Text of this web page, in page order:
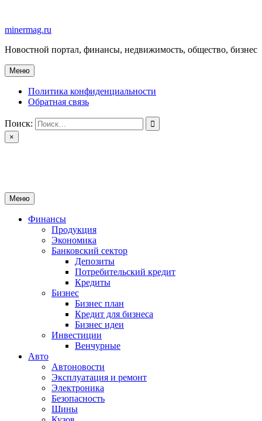
содержимому
minermag.ru
Новостной портал, финансы, недвижимость, общество, бизнес
Меню
Политика конфиденциальности
Обратная связь
Поиск:
×
Меню
Финансы
Продукция
Экономика
Банковский сектор
Депозиты
Потребительский кредит
Кредиты
Бизнес
Бизнес план
Кредит для бизнеса
Бизнес идеи
Инвестиции
Венчурные
Авто
Автоновости
Эксплуатация и ремонт
Электроника
Безопасность
Шины